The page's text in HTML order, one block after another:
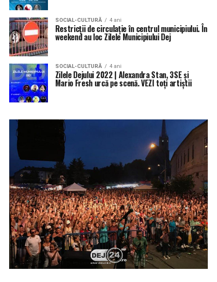
SOCIAL-CULTURĂ 4 ani
Restricții de circulație în centrul municipiului. În
weekend au loc Zilele Municipiului Dej
SOCIAL-CULTURĂ 4 ani
Zilele Dejului 2022 | Alexandra Stan, 3SE și
Mario Fresh urcă pe scenă. VEZI toți artiștii